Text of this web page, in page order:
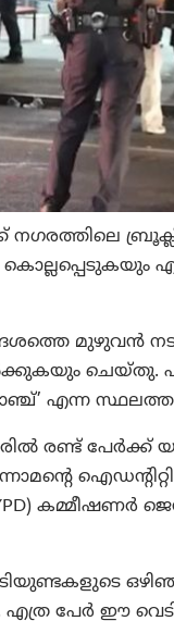
കൊല്ലപ്പെടുകയും
മുഴുവൻ
ചെയ്തു.
എന്ന
രണ്ട് പേർക്ക്
ഐഡന്റിറ്റി
കമ്മീഷണർ
എത്ര പേർ ഈ